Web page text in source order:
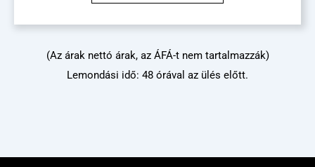
(Az árak nettó árak, az ÁFÁ-t nem tartalmazzák)
Lemondási idő: 48 órával az ülés előtt.